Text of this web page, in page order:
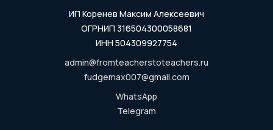
ИП Коренев Максим Алексеевич
ОГРНИП 316504300058681
ИНН 504309927754
admin@fromteacherstoteachers.ru
fudgemax007@gmail.com
WhatsApp
Telegram